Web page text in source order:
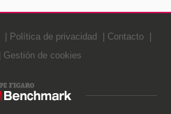
Política de privacidad
Contacto
Gestión de cookies